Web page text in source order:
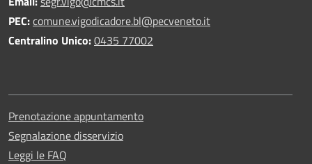
PEC:comune.vigodicadore.bl@pecveneto.it
Centralino Unico:0435 77002
Prenotazione appuntamento
Segnalazione disservizio
Leggi le FAQ